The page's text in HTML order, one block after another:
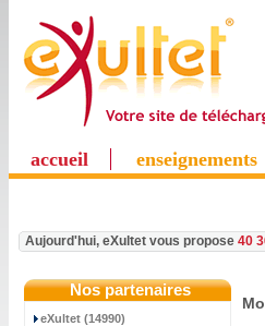
accueil enseignements
Aujourd'hui, eXultet vous propose 40
Nos partenaires
eXultet (14990)